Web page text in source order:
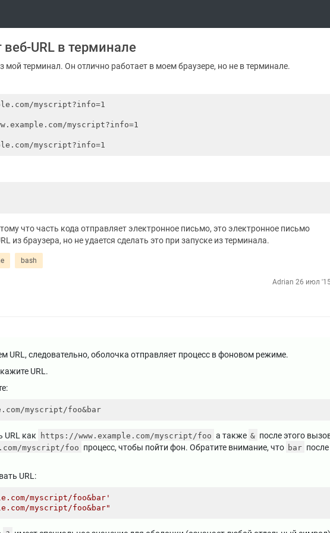
веб-URL в терминале
мой терминал. Он отлично работает в моем браузере, но не в терминале.
myscript?info=1
myscript?info=1
что часть кода отправляет электронное письмо, это электронное письмо
из браузера, но не удается сделать это при запуске из терминала.
bash
Adrian 26 июл
URL, следовательно, оболочка отправляет процесс в фоновом режиме.
URL.
URL как https://www.example.com/myscript/foo а также & после этого
myscript/foo процесс, чтобы пойти фон. Обратите внимание, что bar после
URL:
myscript/foo&bar'
myscript/foo&bar"